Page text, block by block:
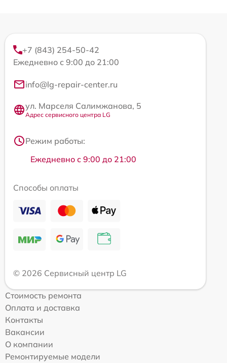
+7 (843) 254-50-42
Ежедневно с 9:00 до 21:00
info@lg-repair-center.ru
ул. Марселя Салимжанова, 5
Адрес сервисного центра LG
Режим работы:
Ежедневно с 9:00 до 21:00
Способы оплаты
© 2026 Сервисный центр LG
Стоимость ремонта
Оплата и доставка
Контакты
Вакансии
О компании
Ремонтируемые модели